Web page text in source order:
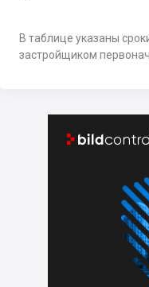
В таблице указаны
застройщиком
 